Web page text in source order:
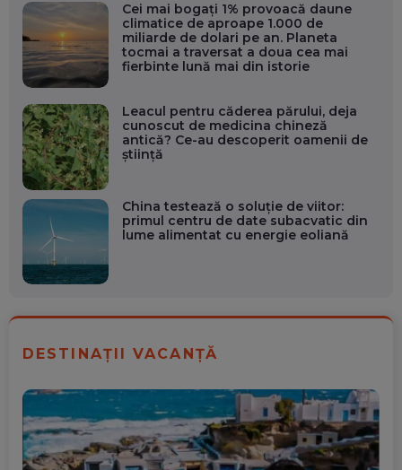
Cei mai bogați 1% provoacă daune
climatice de aproape 1.000 de
miliarde de dolari pe an. Planeta
tocmai a traversat a doua cea mai
fierbinte lună mai din istorie
Leacul pentru căderea părului, deja
cunoscut de medicina chineză
antică? Ce-au descoperit oamenii de
știință
China testează o soluție de viitor:
primul centru de date subacvatic din
lume alimentat cu energie eoliană
DESTINAȚII VACANȚĂ